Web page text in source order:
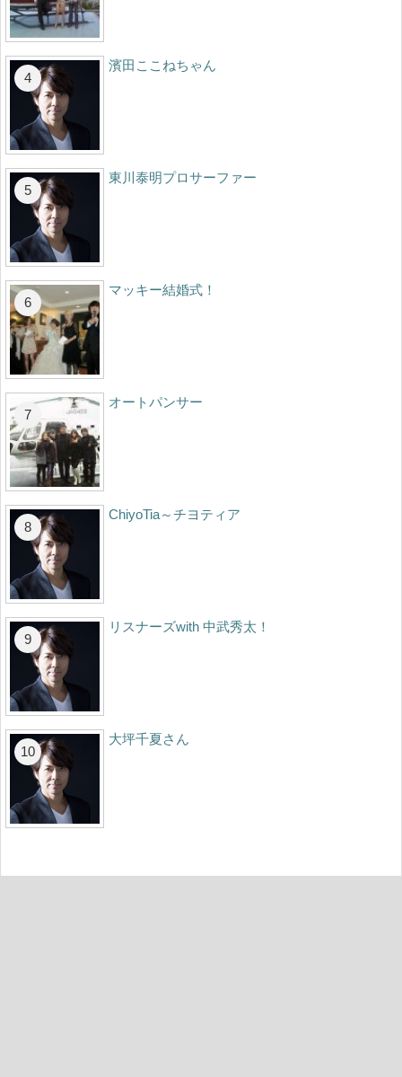
濱田ここねちゃん
東川泰明プロサーファー
マッキー結婚式！
オートパンサー
ChiyoTia～チヨティア
リスナーズwith 中武秀太！
大坪千夏さん